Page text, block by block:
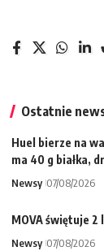
Ostatnie
Huel bierze na
ma 40 g białka,
Newsy 07/08/2026
MOVA świętuje 2
Newsy 07/08/2026